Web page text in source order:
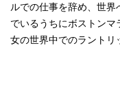
ルでの仕事を辞め、世
でいるうちにボストン
女の世界中でのラントリ